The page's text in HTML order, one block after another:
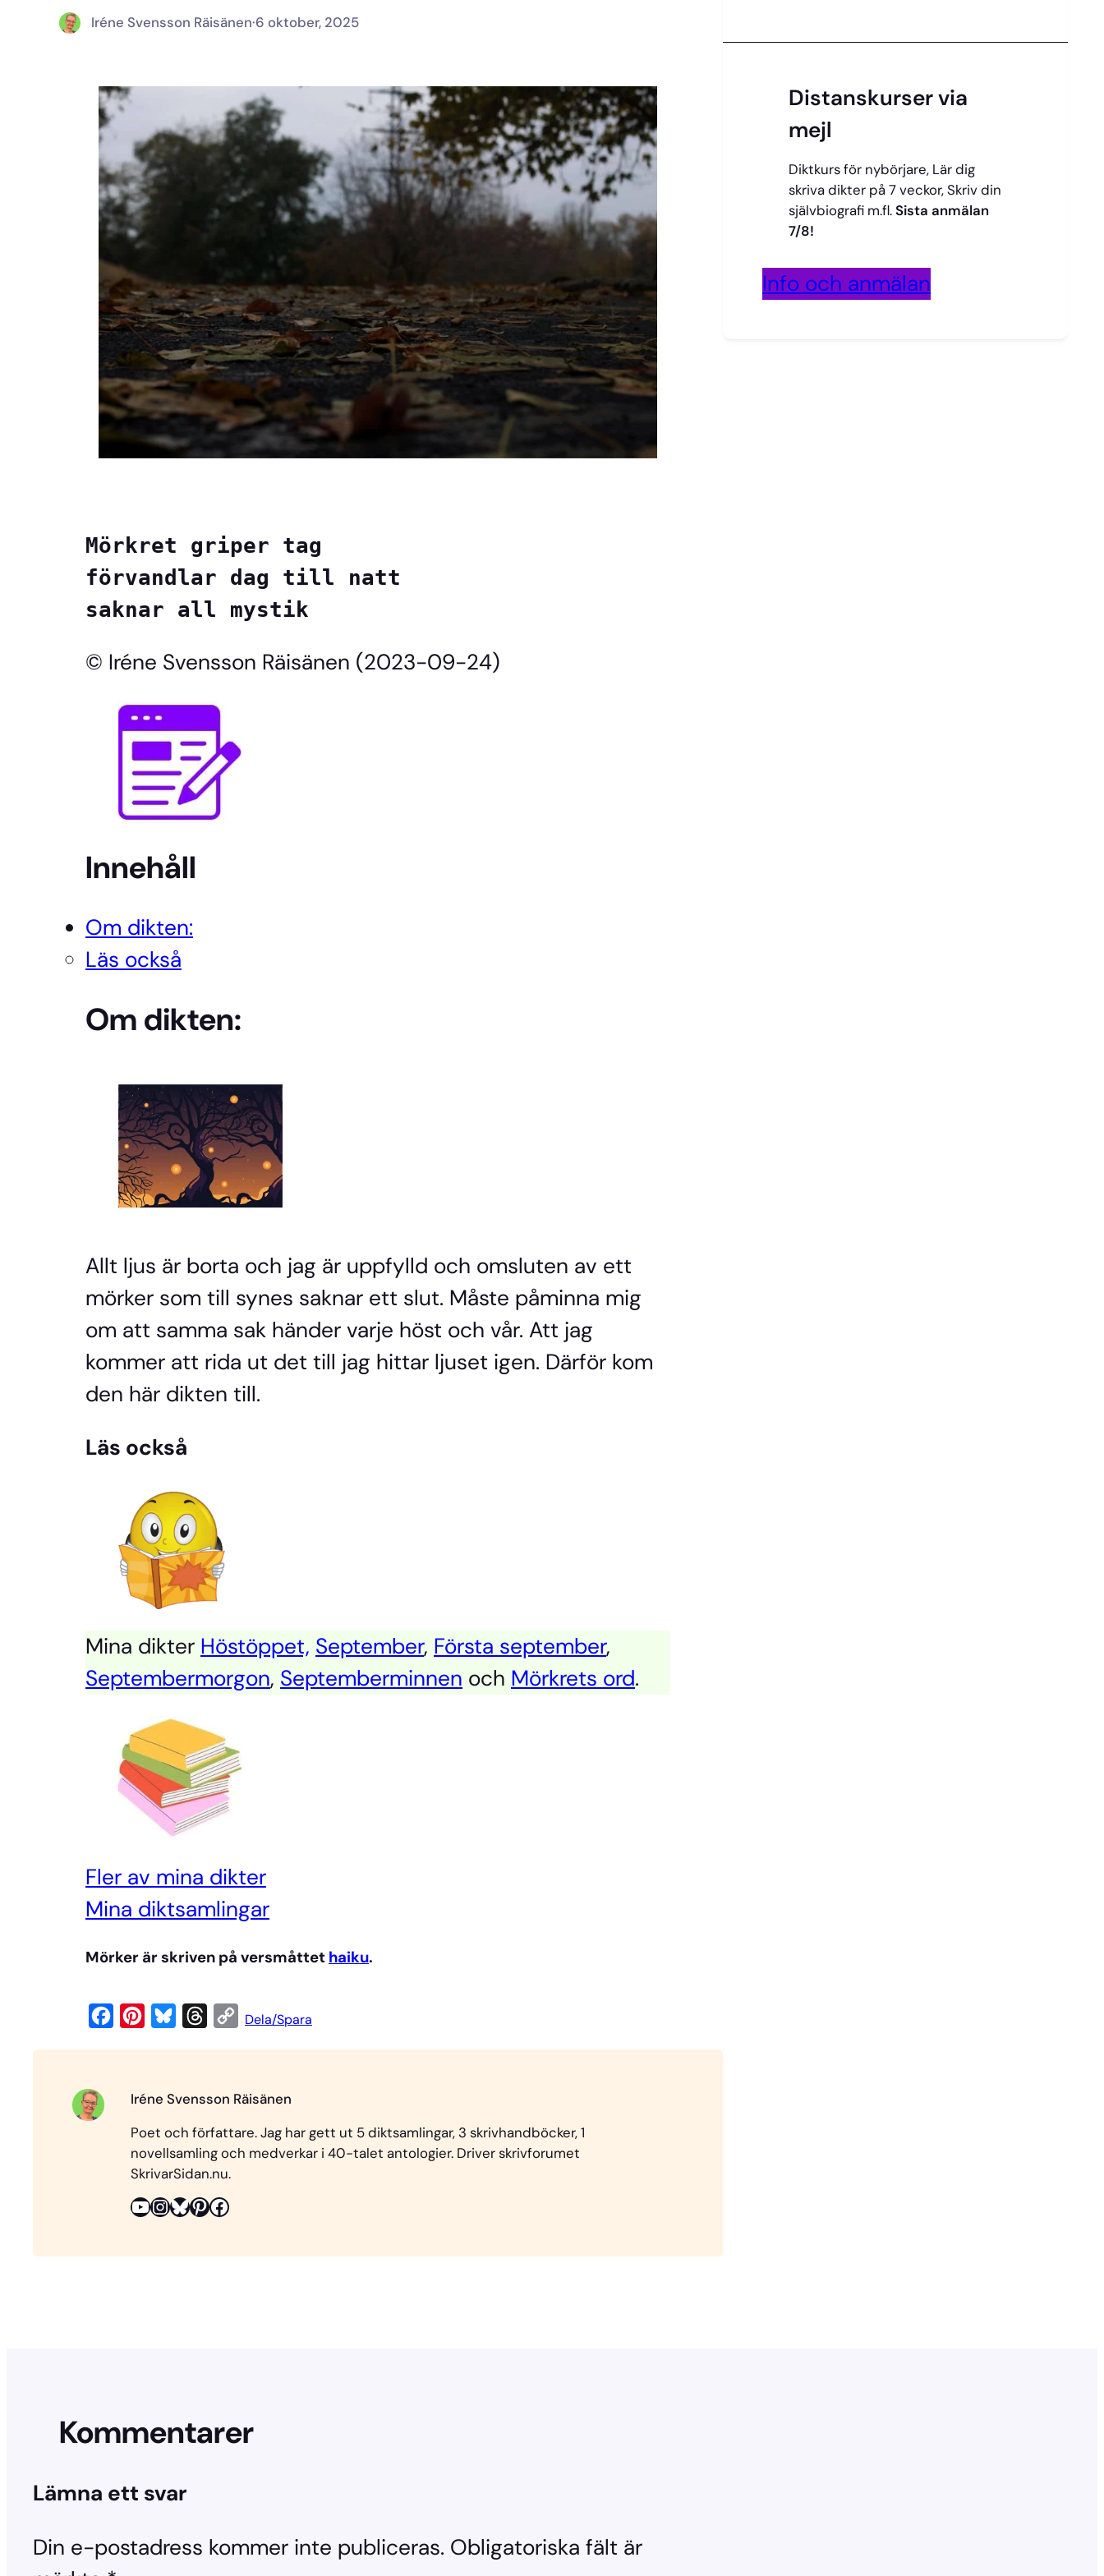
Iréne Svensson Räisänen·6 oktober, 2025
Mörkret griper tag
förvandlar dag till natt
saknar all mystik
© Iréne Svensson Räisänen (2023-09-24)
Innehåll
Om dikten:
Läs också
Om dikten:
Allt ljus är borta och jag är uppfylld och omsluten av ett
mörker som till synes saknar ett slut. Måste påminna mig
om att samma sak händer varje höst och vår. Att jag
kommer att rida ut det till jag hittar ljuset igen. Därför kom
den här dikten till.
Läs också
Mina dikter Höstöppet, September, Första september,
Septembermorgon, Septemberminnen och Mörkrets ord.
Fler av mina dikter
Mina diktsamlingar
Mörker är skriven på versmåttet haiku.
r
e
t
k
y
d
s
C
y
i
n
Dela/Spara
Iréne Svensson Räisänen
Poet och författare. Jag har gett ut 5 diktsamlingar, 3 skrivhandböcker, 1
novellsamling och medverkar i 40-talet antologier. Driver skrivforumet
SkrivarSidan.nu.
YouTube InstagramBluesky Pinterest Facebook
Distanskurser via
mejl
Diktkurs för nybörjare, Lär dig
skriva dikter på 7 veckor, Skriv din
självbiografi m.fl.Sista anmälan
7/8!
Info och anmälan
Kommentarer
Lämna ett svar
Din e-postadress kommer inte publiceras. Obligatoriska fält är